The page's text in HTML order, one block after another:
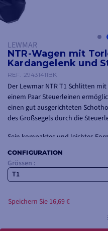
LEWMAR
NTR-Wagen mit
Kardangelenk und
REF. 29431411BK
Der Lewmar NTR T1 Schlitten
einem Paar Steuerleinen
einen gut ausgerichteten
des Großsegels durch die
Sein kompaktes und leichtes
sowohl beim Cruisen als auch
CONFIGURATION
Grössen :
T1
Speichern Sie 16,69 €